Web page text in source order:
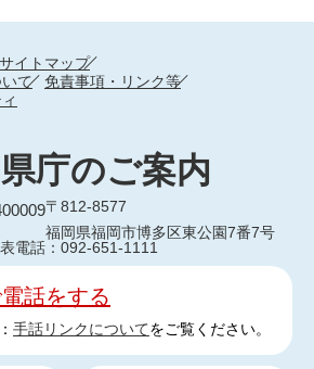
サイトマップ
て
免責事項・リンク等
庁のご案内
〒812-8577
福岡県福岡市博多区東公園7番7号
電話：092-651-1111
話をする
手話リンクについてをご覧ください。